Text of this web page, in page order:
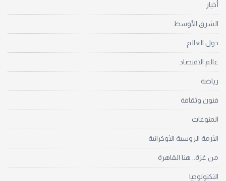
أخبار
الشرق الأوسط
حول العالم
عالم الاقتصاد
رياضة
فنون وثقافة
المنوعات
الأزمة الروسية الأوكرانية
من غزة.. هنا القاهرة
التكنولوجيا